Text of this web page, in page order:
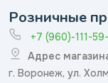
Розничные
+7 (960)-111-
Адрес
г. Воронеж, ул.